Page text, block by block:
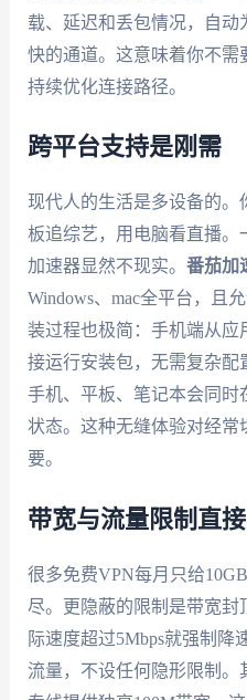
载、延迟和丢包情况，自
快的通道。这意味着你不需
持续优化连接路径。
跨平台支持是刚需
现代人的生活是多设备的
板追综艺，用电脑看直播。
加速器显然不现实。 番茄加
Windows、mac全平台，且
装过程也极简：手机端从应
接运行安装包，无需复杂配
手机、平板、笔记本会同时
状态。这种无缝体验对经常
要。
带宽与流量限制直
很多免费VPN每月只给
尽。更隐蔽的限制是带宽
际速度超过5Mbps就强制降
流量，不设任何隐形限制